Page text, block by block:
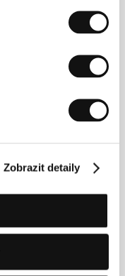
Zobrazit detaily